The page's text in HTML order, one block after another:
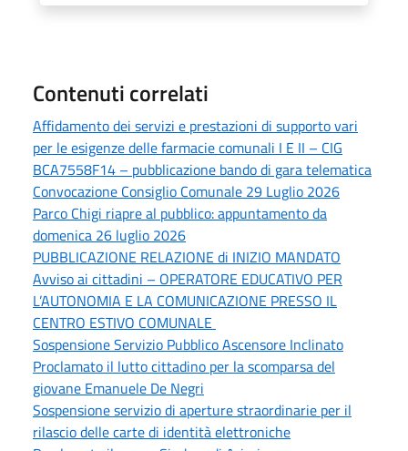
Contenuti correlati
Affidamento dei servizi e prestazioni di supporto vari
per le esigenze delle farmacie comunali I E II – CIG
BCA7558F14 – pubblicazione bando di gara telematica
Convocazione Consiglio Comunale 29 Luglio 2026
Parco Chigi riapre al pubblico: appuntamento da
domenica 26 luglio 2026
PUBBLICAZIONE RELAZIONE di INIZIO MANDATO
Avviso ai cittadini – OPERATORE EDUCATIVO PER
L’AUTONOMIA E LA COMUNICAZIONE PRESSO IL
CENTRO ESTIVO COMUNALE
Sospensione Servizio Pubblico Ascensore Inclinato
Proclamato il lutto cittadino per la scomparsa del
giovane Emanuele De Negri
Sospensione servizio di aperture straordinarie per il
rilascio delle carte di identità elettroniche